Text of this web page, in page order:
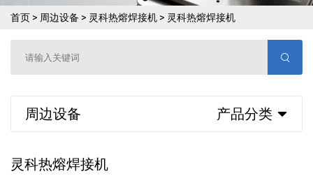
首页 > 周边设备 > 灵科热熔焊接机 > 灵科热熔焊接机
周边设备 产品分类
灵科热熔焊接机